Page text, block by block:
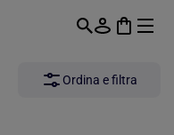
Ordina e filtra